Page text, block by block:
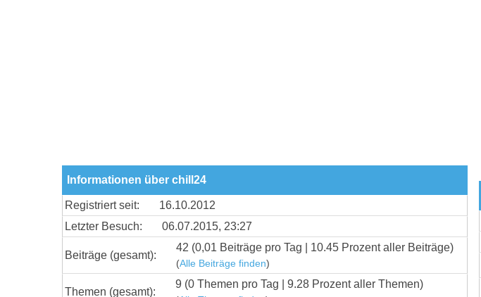
Informationen über chill24
Registriert seit:
16.10.2012
Letzter Besuch:
06.07.2015, 23:27
Beiträge (gesamt):
42 (0,01 Beiträge pro Tag | 10.45 Prozent aller Beiträge)
(Alle Beiträge finden)
Themen (gesamt):
9 (0 Themen pro Tag | 9.28 Prozent aller Themen)